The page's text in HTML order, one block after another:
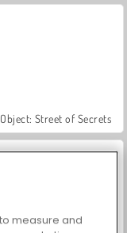
Street of Secrets
measure and